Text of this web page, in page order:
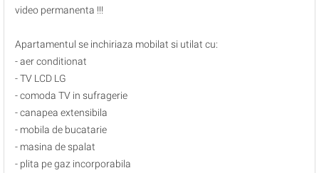
video permanenta !!!
Apartamentul se inchiriaza mobilat si utilat cu:
- aer conditionat
- TV LCD LG
- comoda TV in sufragerie
- canapea extensibila
- mobila de bucatarie
- masina de spalat
- plita pe gaz incorporabila